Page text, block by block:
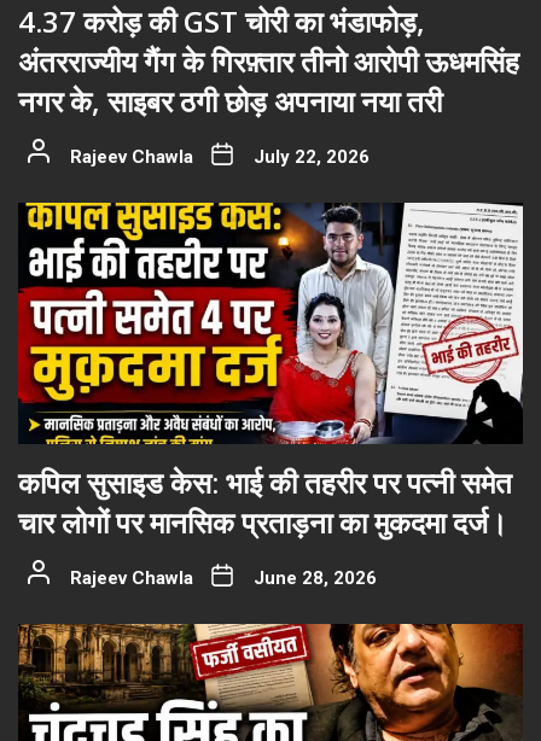
4.37 करोड़ की GST चोरी का भंडाफोड़,
अंतरराज्यीय गैंग के गिरफ़्तार तीनो आरोपी ऊधमसिंह
नगर के, साइबर ठगी छोड़ अपनाया नया तरी
Rajeev Chawla July 22, 2026
कपिल सुसाइड केस: भाई की तहरीर पर पत्नी समेत
चार लोगों पर मानसिक प्रताड़ना का मुकदमा दर्ज।
Rajeev Chawla June 28, 2026